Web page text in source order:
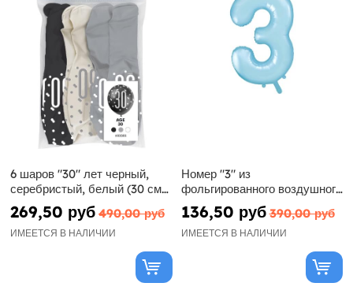
6 шаров "30" лет черный,
серебристый, белый (30 см)
- Черное и серебристое
сияние
269,50 руб 490,00 руб
ИМЕЕТСЯ В НАЛИЧИИ
Номер "3" из
фольгированного воздушного
шара голубого цвета, 86 см
136,50 руб 390,00 руб
ИМЕЕТСЯ В НАЛИЧИИ